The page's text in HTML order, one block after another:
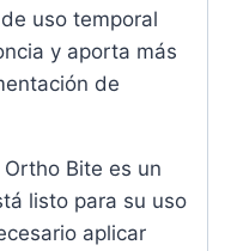
uso temporal
y aporta más
de
Bite es un
listo para su uso
aplicar